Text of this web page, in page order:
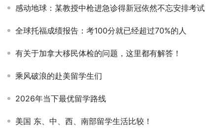
感动地球：某教授中枪进急诊得新冠依然不忘安排考试
全球托福成绩报告：考100分就已经超过70%的人
有关于加拿大移民体检的问题，这里都有解答！
乘风破浪的赴美留学生们
2026年当下最优留学路线
美国 东、中、西、南部留学生活比较！